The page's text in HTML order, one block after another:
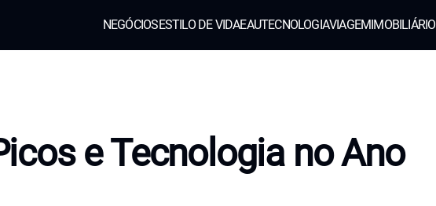
NEGÓCIOSESTILO DE VIDAEAUTECNOLOGIAVIAGEMIMOBILIÁRIO
e Tecnologia no Ano